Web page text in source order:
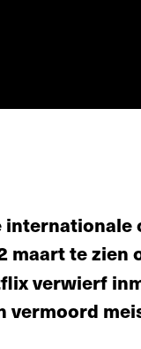
maart te zien
verwierf